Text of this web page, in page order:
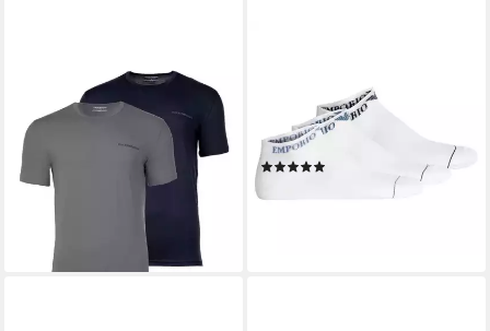
T-Shirt T-Shirt Kurzarmshirt 2
Pack (2-tlg., 2)
ab 55,95 €
69,95 €
-20%
lieferbar - in 3-4 Werktagen bei dir
Socken 3er Pack Baumwolle
EXTENDED LOGO (Packung,
3er Pack)